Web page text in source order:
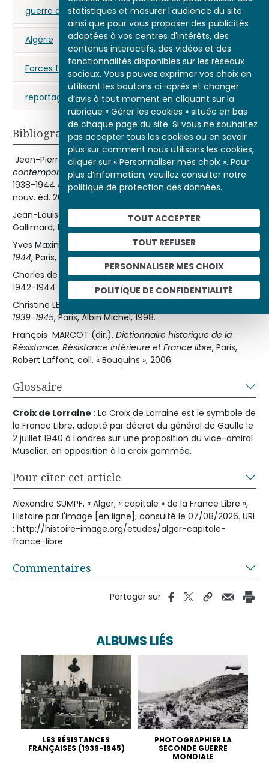
statistiques et mesurer l'audience du site
ainsi que pour vous proposer des publicités
adaptées à vos centres d'intérêts, des
contenus interactifs, des vidéos et des
fonctionnalités disponibles sur les réseaux
sociaux. Vous pouvez exprimer vos choix en
utilisant les boutons ci-après et changer
d’avis à tout moment en cliquant sur la
rubrique « Gérer les cookies » située en bas
de chaque page du site. Si vous ne souhaitez
pas accepter tous les cookies ou en savoir
plus sur comment nous utilisons les cookies,
cliquer sur « Personnaliser mes choix ». Pour
plus d’information, veuillez consulter notre
politique de protection des données.
TOUT ACCEPTER
TOUT REFUSER
PERSONNALISER MES CHOIX
POLITIQUE DE CONFIDENTIALITÉ
guerre de 39-45 de Gaulle (Charles)
Algérie Résistance Libération (guerre)
Forces françaises libres photographie
reportage Londres
Bibliographie
Jean-Pierre AZÉMA, Nouvelle histoire de la France
contemporaine , tome XIV « De Munich à la Libération,
1938-1944 », Paris, Le Seuil, coll. « Points Histoire », 1979,
nouv. éd. 2002.
Jean-Louis CRÉMIEUX-BRILHAC,La France libre
Gallimard, 1996.
Yves Maxime DANAN,
La Vie politique à Alger de 1940 à
1944, Paris, L.G.D.J., 1963.
Charles de GAULLE,Mémoires de guerre, tome II « L’unité :
1942-1944 », Paris, Plon, 1956.
Christine LEVISSE-TOUZE,
1939-1945, Paris, Albin Michel, 1998.
François MARCOT (dir.), Dictionnaire historique de la
Résistance. Résistance intérieure et France libre, Paris,
Robert Laffont, coll. « Bouquins », 2006.
Glossaire
Croix de Lorraine : La Croix de Lorraine est le symbole de
la France Libre, adopté par décret du général de Gaulle le
2 juillet 1940 à Londres sur une proposition du vice-amiral
Muselier, en opposition à la croix gammée.
Pour citer cet article
Alexandre SUMPF, « Alger, « capitale » de la France Libre »,
Histoire par l'image [en ligne], consulté le 07/08/2026. URL
: http://histoire-image.org/etudes/alger-capitale-
france-libre
Commentaires
Partager sur
ALBUMS LIÉS
LES RÉSISTANCES
FRANÇAISES (1939-1945)
PHOTOGRAPHIER LA
SECONDE GUERRE
MONDIALE